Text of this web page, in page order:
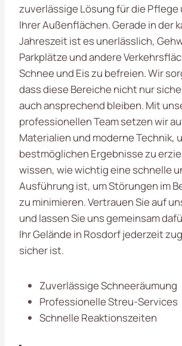
zuverlässige Lösung für die
Ihrer Außenflächen. Gerade in der
Jahreszeit ist es unerlässlich,
Parkplätze und andere
Schnee und Eis zu befreien. Wir
dass diese Bereiche nicht nur
auch ansprechend bleiben. Mit
professionellen Team setzen wir
Materialien und moderne Technik,
bestmöglichen Ergebnisse zu
wissen, wie wichtig eine schnelle
Ausführung ist, um Störungen im
zu minimieren. Vertrauen Sie auf
und lassen Sie uns gemeinsam
Ihr Gelände in Rosdorf jederzeit
sicher ist.
Zuverlässige Schneeräumung
Professionelle Streu-Services
Schnelle Reaktionszeiten